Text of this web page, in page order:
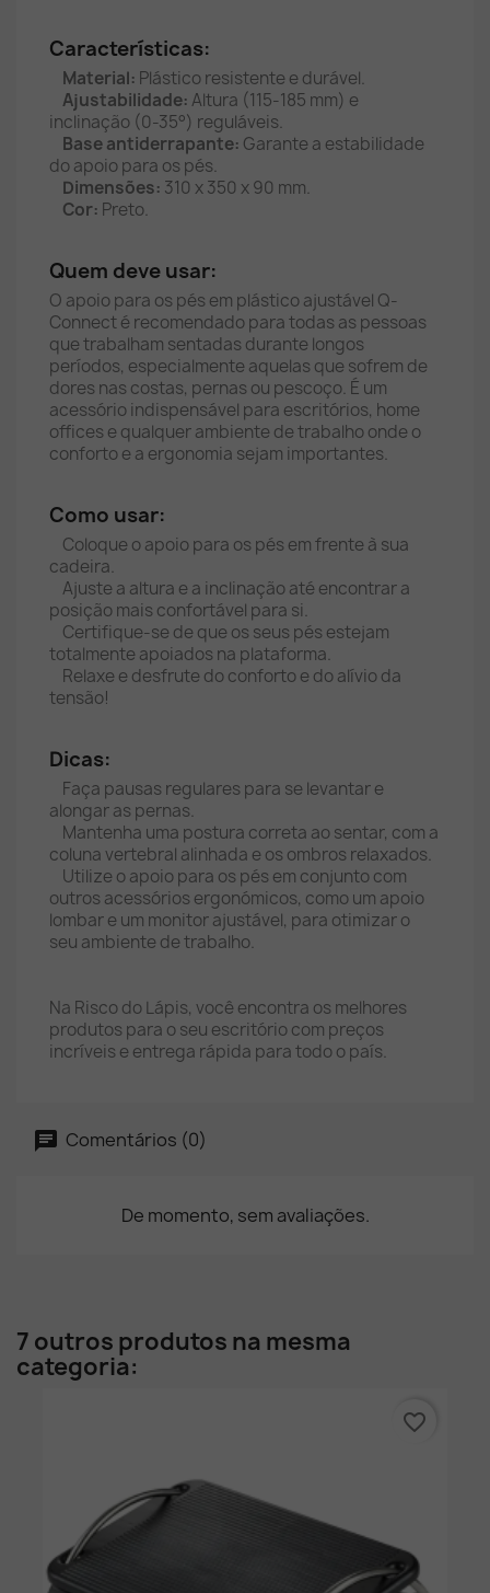
Características:
Material: Plástico resistente e durável.
Ajustabilidade:Altura (115-185 mm) e
inclinação (0-35°) reguláveis.
Base antiderrapante: Garante a estabilidade
do apoio para os pés.
Dimensões: 310 x 350 x 90 mm.
Cor: Preto.
Quem deve usar:
O apoio para os pés em plástico ajustável Q-
Connect é recomendado para todas as pessoas
que trabalham sentadas durante longos
períodos, especialmente aquelas que sofrem de
dores nas costas, pernas ou pescoço. É um
acessório indispensável para escritórios, home
offices e qualquer ambiente de trabalho onde o
conforto e a ergonomia sejam importantes.
Como usar:
Coloque o apoio para os pés em frente à sua
cadeira.
Ajuste a altura e a inclinação até encontrar a
posição mais confortável para si.
Certifique-se de que os seus pés estejam
totalmente apoiados na plataforma.
Relaxe e desfrute do conforto e do alívio da
tensão!
Dicas:
Faça pausas regulares para se levantar e
alongar as pernas.
Mantenha uma postura correta ao sentar, com a
coluna vertebral alinhada e os ombros relaxados.
Utilize o apoio para os pés em conjunto com
outros acessórios ergonómicos, como um apoio
lombar e um monitor ajustável, para otimizar o
seu ambiente de trabalho.
Na Risco do Lápis, você encontra os melhores
produtos para o seu escritório com preços
incríveis e entrega rápida para todo o país.
Comentários (0)
De momento, sem avaliações.
7 outros produtos na mesma
categoria:
favorite_border